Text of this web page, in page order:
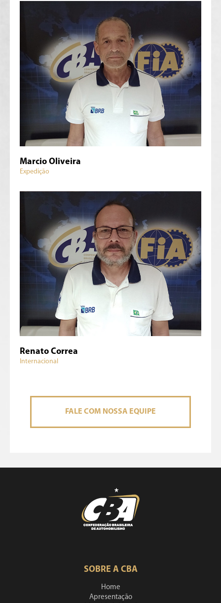
Marcio Oliveira
Expedição
Renato Correa
Internacional
FALE COM NOSSA EQUIPE
SOBRE A CBA
Home
Apresentação